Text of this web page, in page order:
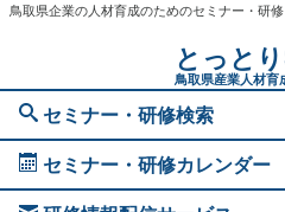
鳥取県企業の人材育成のためのセミナー・研
とっと
鳥取県産業人材育
セミナー・研修検索
セミナー・研修カレンダー